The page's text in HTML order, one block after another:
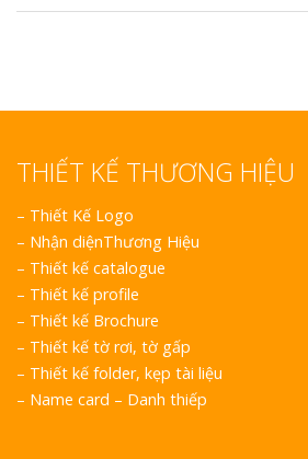
THIẾT KẾ THƯƠNG HIỆU
– Thiết Kế Logo
– Nhận diệnThương Hiệu
– Thiết kế catalogue
– Thiết kế profile
– Thiết kế Brochure
– Thiết kế tờ rơi, tờ gấp
– Thiết kế folder, kẹp tài liệu
– Name card – Danh thiếp